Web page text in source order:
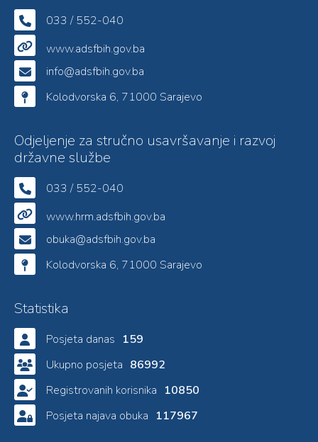
033 / 552-040
www.adsfbih.gov.ba
info@adsfbih.gov.ba
Kolodvorska 6, 71000 Sarajevo
Odjeljenje za stručno usavršavanje i razvoj
državne službe
033 / 552-040
www.hrm.adsfbih.gov.ba
obuka@adsfbih.gov.ba
Kolodvorska 6, 71000 Sarajevo
Statistika
Posjeta danas 159
Ukupno posjeta 86992
Registrovanih korisnika 10850
Posjeta najava obuka 117967